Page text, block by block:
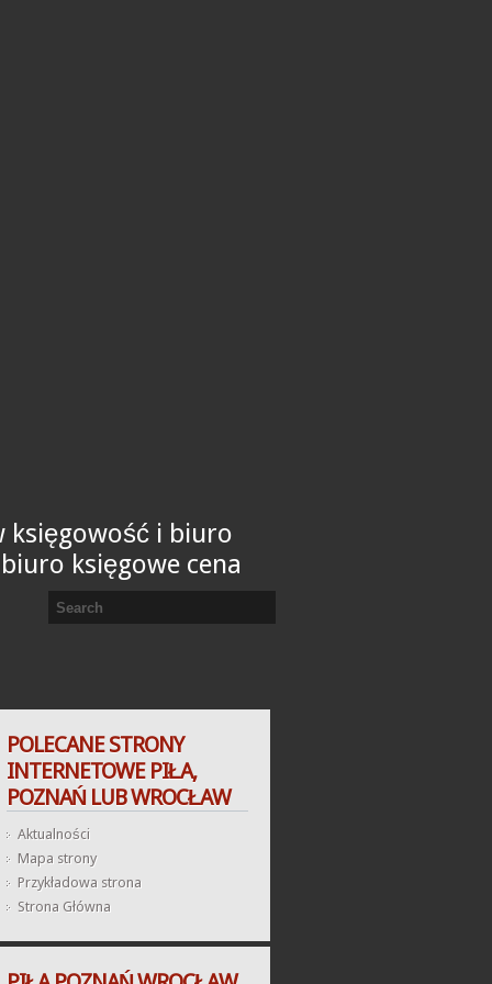
księgowość i biuro
księgowe cena
POLECANE STRONY
INTERNETOWE PIŁA,
POZNAŃ LUB WROCŁAW
Aktualności
Mapa strony
Przykładowa strona
Strona Główna